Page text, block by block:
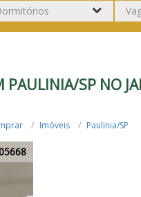
PAULINIA/SP NO
Imóveis Paulinia/SP